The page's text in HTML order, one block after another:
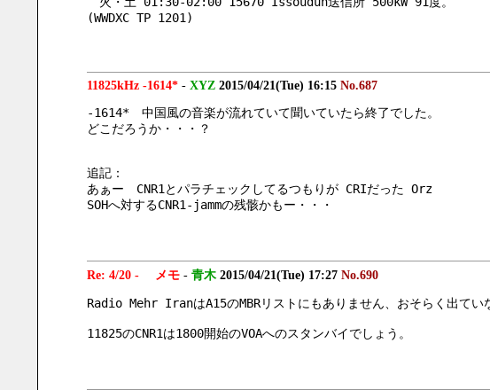
(WWDXC TP 1201)
11825kHz -1614*- XYZ 2015/04/21(Tue) 16:15 No.687
-1614*　中国風の音楽が流れていて聞いていたら終了でした。
どこだろうか・・・？
追記：
あぁー　CNR1とパラチェックしてるつもりが CRIだった Orz
SOHへ対するCNR1-jammの残骸かもー・・・
Re: 4/20 - メモ- 青木 2015/04/21(Tue) 17:27 No.690
Radio Mehr IranはA15のMBRリストにもありません、おそらく出てい
11825のCNR1は1800開始のVOAへのスタンバイでしょう。